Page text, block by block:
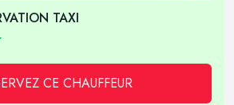
TAXI
CE CHAUFFEUR